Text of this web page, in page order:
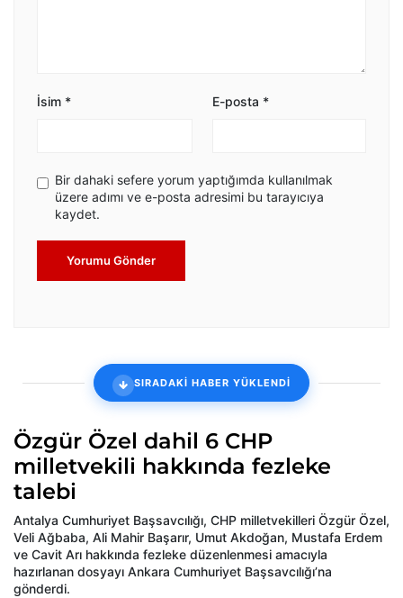
İsim * E-posta *
Bir dahaki sefere yorum yaptığımda kullanılmak
üzere adımı ve e-posta adresimi bu tarayıcıya
kaydet.
Yorumu Gönder
SIRADAKİ HABER YÜKLENDİ
Özgür Özel dahil 6 CHP
milletvekili hakkında fezleke
talebi
Antalya Cumhuriyet Başsavcılığı, CHP milletvekilleri Özgür Özel,
Veli Ağbaba, Ali Mahir Başarır, Umut Akdoğan, Mustafa Erdem
ve Cavit Arı hakkında fezleke düzenlenmesi amacıyla
hazırlanan dosyayı Ankara Cumhuriyet Başsavcılığı’na
gönderdi.